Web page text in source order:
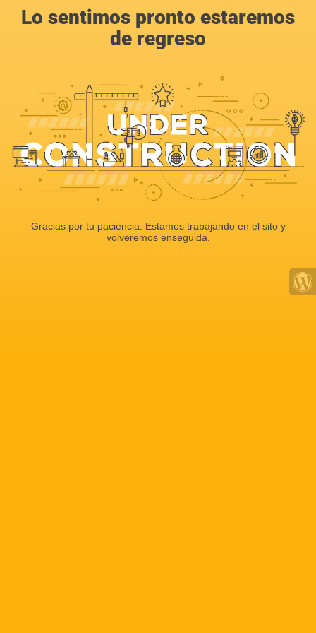
Lo sentimos pronto estaremos
de regreso
Gracias por tu paciencia. Estamos trabajando en el sito y
volveremos enseguida.